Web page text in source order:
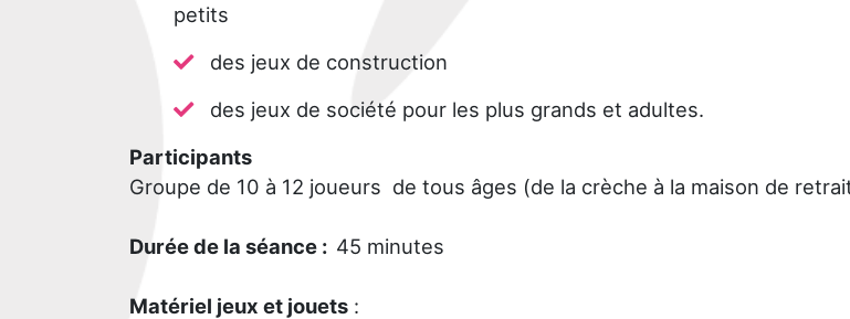
petits
des jeux de construction
des jeux de société pour les plus grands et adultes.
Participants
Groupe de 10 à 12 joueurs de tous âges (de la crèche à la maison de
Durée de la séance : 45 minutes
Matériel jeux et jouets :